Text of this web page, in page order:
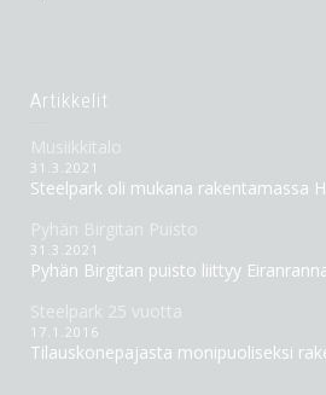
Artikkelit
Musiikkitalo
31.3.2021
Steelpark oli mukana rakentamassa
Pyhän Birgitan Puisto
31.3.2021
Pyhän Birgitan puisto liittyy
Steelpark 25 vuotta
17.1.2016
Tilauskonepajasta monipuoliseksi